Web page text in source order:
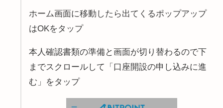
ホーム画面に移動したら出てくるポップアップ
はOKをタップ
本人確認書類の準備と画面が切り替わるので下
までスクロールして「口座開設の申し込みに進
む」をタップ